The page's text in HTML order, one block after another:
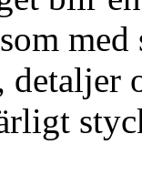
detaljer